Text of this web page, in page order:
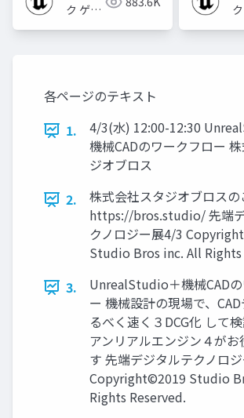
ク ゲー
各ページのテキスト
1.
4/3(水) 12:00-12:30
機械CADのワークフロー
ジオブロス
2.
株式会社スタジオブロスの
https://bros.studio/ 先端
クノロジー展4/3
Studio Bros inc. All Rights
3.
UnrealStudio＋機械CAD
ー 機械設計の現場で、
るべく速く３DCG化 して
アンリアルエンジン４がお
す 先端デジタルテクノロ
Copyright©2019 Studio
Rights Reserved.